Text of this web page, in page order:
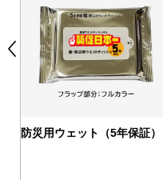
防災用ウェット（5年保証）